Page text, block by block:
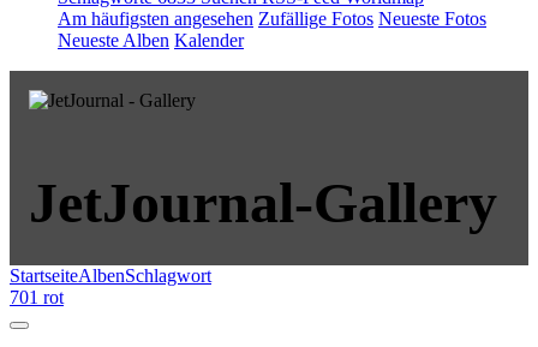
Am häufigsten angesehen Zufällige Fotos Neueste Fotos
Neueste Alben Kalender
JetJournal-Gallery
StartseiteAlbenSchlagwort
701 rot